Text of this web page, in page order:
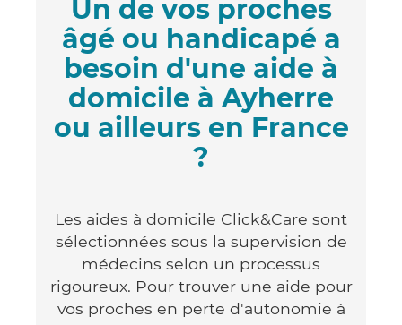
Un de vos proches
âgé ou handicapé a
besoin d'une aide à
domicile à Ayherre
ou ailleurs en France
?
Les aides à domicile Click&Care sont
sélectionnées sous la supervision de
médecins selon un processus
rigoureux. Pour trouver une aide pour
vos proches en perte d'autonomie à